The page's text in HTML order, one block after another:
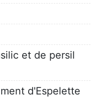
et de persil
d'Espelette